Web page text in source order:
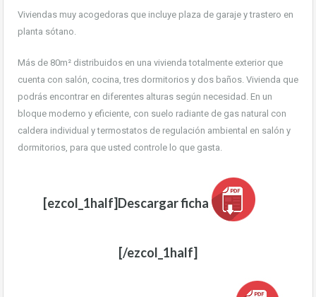
Viviendas muy acogedoras que incluye plaza de garaje y trastero en
planta sótano.
Más de 80m² distribuidos en una vivienda totalmente exterior que
cuenta con salón, cocina, tres dormitorios y dos baños. Vivienda que
podrás encontrar en diferentes alturas según necesidad. En un
bloque moderno y eficiente, con suelo radiante de gas natural con
caldera individual y termostatos de regulación ambiental en salón y
dormitorios, para que usted controle lo que gasta.
[ezcol_1half]Descargar ficha
[/ezcol_1half]